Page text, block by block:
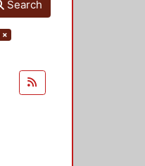
Search
×